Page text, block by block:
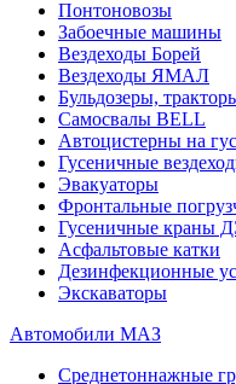
Понтоновозы
Забоечные машины
Вездеходы Борей
Вездеходы ЯМАЛ
Бульдозеры,
Самосвалы BELL
Автоцистерны на
Гусеничные
Эвакуаторы
Фронтальные
Гусеничные краны
Асфальтовые катки
Дезинфекционные
Экскаваторы
Автомобили МАЗ
Среднетоннажные